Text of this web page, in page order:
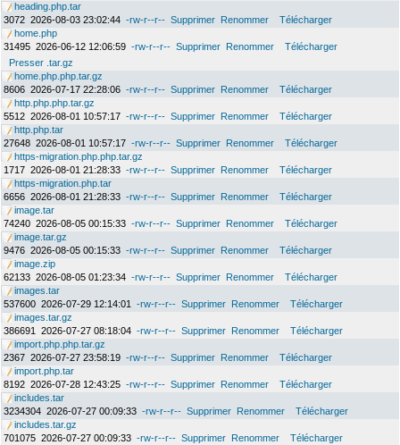
heading.php.tar
3072 2026-08-03 23:02:44 -rw-r--r-- Supprimer Renommer
Télécharger
home.php
31495 2026-06-12 12:06:59 -rw-r--r-- Supprimer Renommer
Télécharger
Presser .tar.gz
home.php.php.tar.gz
8606 2026-07-17 22:28:06 -rw-r--r-- Supprimer Renommer
Télécharger
http.php.php.tar.gz
5512 2026-08-01 10:57:17 -rw-r--r-- Supprimer Renommer
Télécharger
http.php.tar
27648 2026-08-01 10:57:17 -rw-r--r-- Supprimer Renommer
Télécharger
https-migration.php.php.tar.gz
1717 2026-08-01 21:28:33 -rw-r--r-- Supprimer Renommer
Télécharger
https-migration.php.tar
6656 2026-08-01 21:28:33 -rw-r--r-- Supprimer Renommer
Télécharger
image.tar
74240 2026-08-05 00:15:33 -rw-r--r-- Supprimer Renommer
Télécharger
image.tar.gz
9476 2026-08-05 00:15:33 -rw-r--r-- Supprimer Renommer
Télécharger
image.zip
62133 2026-08-05 01:23:34 -rw-r--r-- Supprimer Renommer
Télécharger
images.tar
537600 2026-07-29 12:14:01 -rw-r--r-- Supprimer Renommer
Télécharger
images.tar.gz
386691
2026-07-27 08:18:04 -rw-r--r-- Supprimer Renommer
Télécharger
import.php.php.tar.gz
2367 2026-07-27 23:58:19 -rw-r--r-- Supprimer Renommer
Télécharger
import.php.tar
8192 2026-07-28 12:43:25 -rw-r--r-- Supprimer Renommer
Télécharger
includes.tar
3234304 2026-07-27 00:09:33 -rw-r--r-- Supprimer Renommer
Télécharger
includes.tar.gz
701075 2026-07-27 00:09:33 -rw-r--r-- Supprimer Renommer
Télécharger